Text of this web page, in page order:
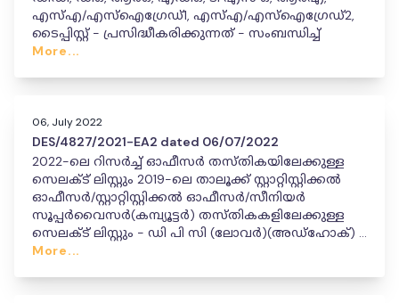
എസ്എ/എസ്ഐഗ്രേഡ്1, എസ്എ/എസ്ഐഗ്രേഡ്2,
ടൈപ്പിസ്റ്റ് - പ്രസിദ്ധീകരിക്കുന്നത് - സംബന്ധിച്ച്
More...
06, July 2022
DES/4827/2021-EA2 dated 06/07/2022
2022-ലെ റിസർച്ച് ഓഫീസർ തസ്തികയിലേക്കുള്ള
സെലക്ട് ലിസ്റ്റും 2019-ലെ താലൂക്ക് സ്റ്റാറ്റിസ്റ്റിക്കൽ
ഓഫീസർ/സ്റ്റാറ്റിസ്റ്റിക്കൽ ഓഫീസർ/സീനിയർ
സൂപ്പർവൈസർ(കമ്പ്യൂട്ടർ) തസ്തികകളിലേക്കുള്ള
സെലക്ട് ലിസ്റ്റും - ഡി പി സി (ലോവർ)(അഡ്‌ഹോക്) -
14/06/2022.
More...